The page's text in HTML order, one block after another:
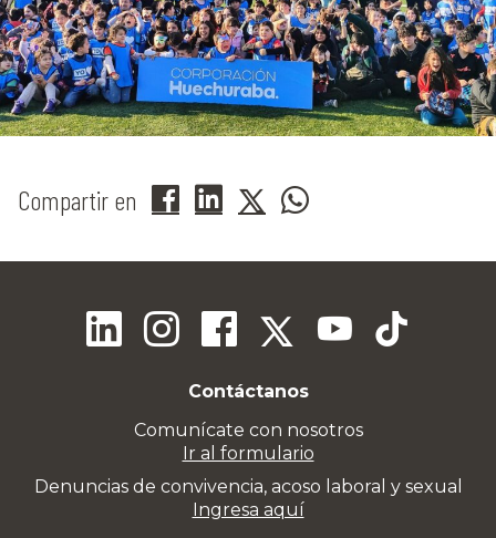
Compartir en
Contáctanos
Comunícate con nosotros
Ir al formulario
Denuncias de convivencia, acoso laboral y sexual
Ingresa aquí